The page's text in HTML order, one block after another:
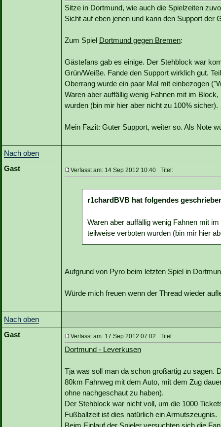
Sitze in Dortmund, wie auch die Spielzeiten
Sicht auf eben jenen und kann den Support der
Zum Spiel Dortmund gegen Bremen:
Gästefans gab es einige. Der Stehblock war
Grün/Weiße. Fande den Support wirklich gut.
Oberrang wurde ein paar Mal mit einbezogen
Waren aber auffällig wenig Fahnen mit im
wurden (bin mir hier aber nicht zu 100% sicher).
Mein Fazit: Guter Support, weiter so. Als Note
Nach oben
Gast
Verfasst am: 14 Sep 2012 10:40 Titel:
r1chardBVB hat folgendes
Waren aber auffällig wenig Fahnen mit
teilweise verboten wurden (bin mir hier
Aufgrund von Pyro beim letzten Spiel in
Würde mich freuen wenn der Thread wieder
Nach oben
Gast
Verfasst am: 17 Sep 2012 07:02 Titel:
Dortmund - Leverkusen
Tja was soll man da schon großartig zu sagen.
80km Fahrweg mit dem Auto, mit dem Zug
ohne nachgeschaut zu haben).
Der Stehblock war nicht voll, um die 1000
Fußballzeit ist dies natürlich ein Armutszeugnis.